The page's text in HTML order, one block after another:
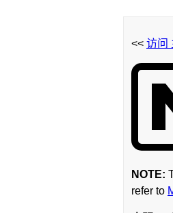
<< 访问
NOTE:
refer to